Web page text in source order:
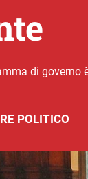
di
POLITICO